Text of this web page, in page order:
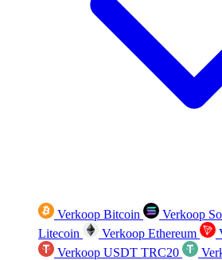
Verkoop Bitcoin Verkoop
Litecoin
Verkoop Ethereum
Verkoop USDT TRC20